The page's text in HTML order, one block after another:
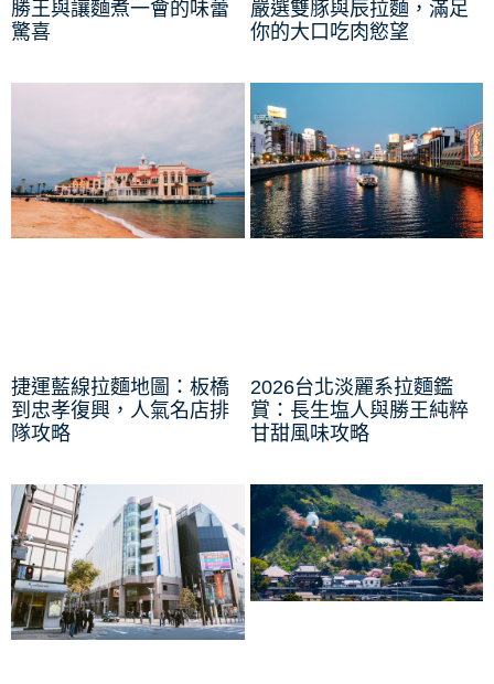
勝王與讓麵煮一會的味蕾
驚喜
嚴選雙豚與辰拉麵，滿足
你的大口吃肉慾望
捷運藍線拉麵地圖：板橋
到忠孝復興，人氣名店排
隊攻略
2026台北淡麗系拉麵鑑
賞：長生塩人與勝王純粹
甘甜風味攻略